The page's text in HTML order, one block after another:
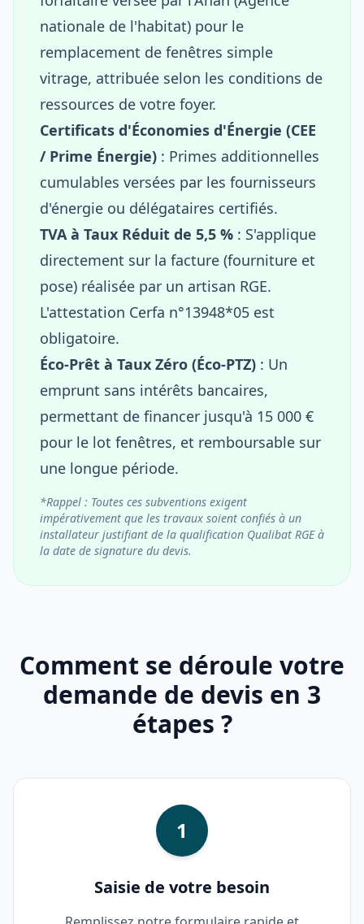
nationale de l'habitat) pour le
remplacement de fenêtres simple
vitrage, attribuée selon les conditions de
ressources de votre foyer.
Certificats d'Économies d'Énergie (CEE
/ Prime Énergie) : Primes additionnelles
cumulables versées par les fournisseurs
d'énergie ou délégataires certifiés.
TVA à Taux Réduit de 5,5 % : S'applique
directement sur la facture (fourniture et
pose) réalisée par un artisan RGE.
L'attestation Cerfa n°13948*05 est
obligatoire.
Éco-Prêt à Taux Zéro (Éco-PTZ) : Un
emprunt sans intérêts bancaires,
permettant de financer jusqu'à 15 000 €
pour le lot fenêtres, et remboursable sur
une longue période.
*Rappel : Toutes ces subventions exigent
impérativement que les travaux soient confiés à un
installateur justifiant de la qualification Qualibat RGE à
la date de signature du devis.
Comment se déroule votre
demande de devis en 3
étapes ?
1
Saisie de votre besoin